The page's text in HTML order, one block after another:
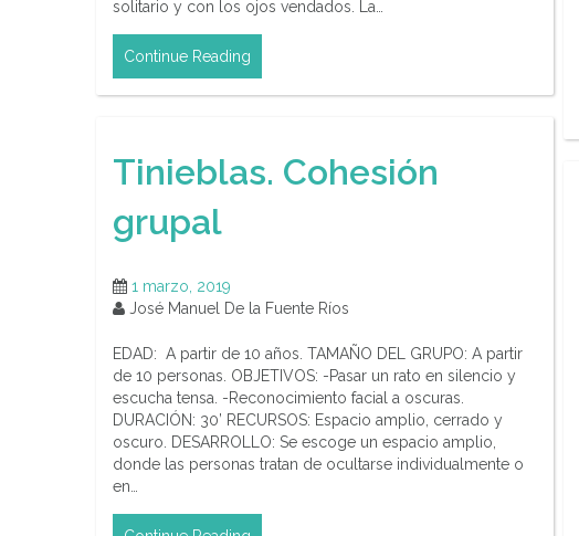
solitario y con los ojos vendados. La…
Continue Reading
Tinieblas. Cohesión
grupal
1 marzo, 2019
José Manuel De la Fuente Ríos
EDAD: A partir de 10 años. TAMAÑO DEL GRUPO: A partir
de 10 personas. OBJETIVOS: -Pasar un rato en silencio y
escucha tensa. -Reconocimiento facial a oscuras.
DURACIÓN: 30’ RECURSOS: Espacio amplio, cerrado y
oscuro. DESARROLLO: Se escoge un espacio amplio,
donde las personas tratan de ocultarse individualmente o
en…